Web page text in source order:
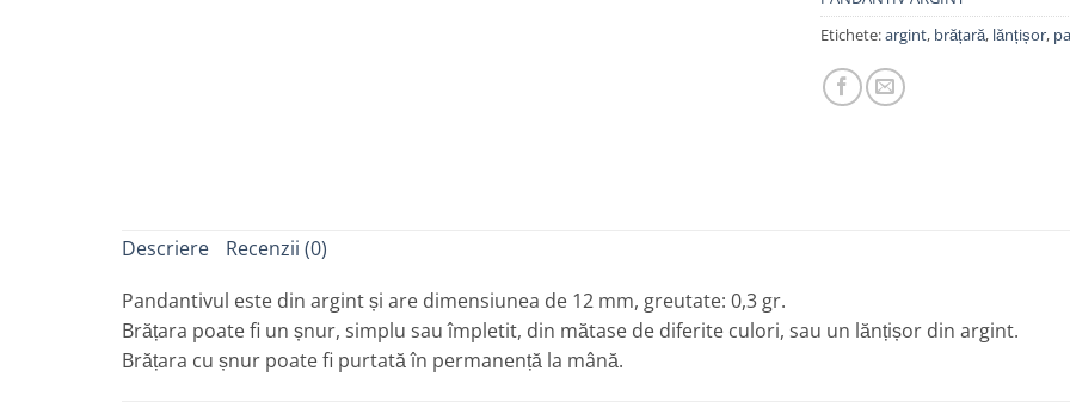
Etichete:argint, brățară, lănțișor,
Descriere
Recenzii (0)
Pandantivul este din argint și are dimensiunea de 12 mm, greutate: 0,3 gr.
Brățara poate fi un șnur, simplu sau împletit, din mătase de diferite culori, sau un lănțișor din argint.
Brățara cu șnur poate fi purtată în permanență la mână.